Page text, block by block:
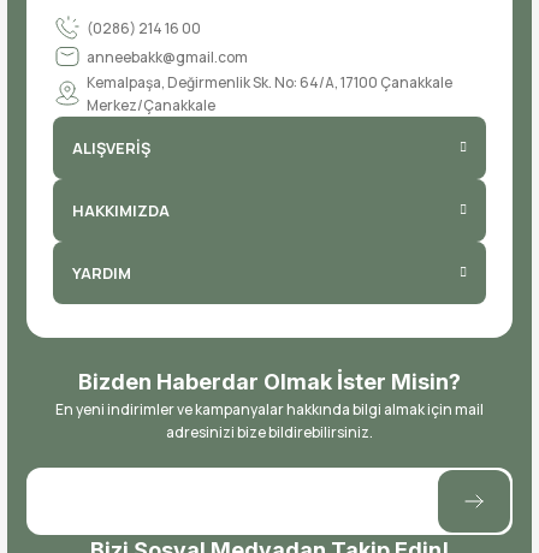
(0286) 214 16 00
anneebakk@gmail.com
Kemalpaşa, Değirmenlik Sk. No: 64/A, 17100 Çanakkale
Merkez/Çanakkale
ALIŞVERİŞ
HAKKIMIZDA
YARDIM
Bizden Haberdar Olmak İster Misin?
En yeni indirimler ve kampanyalar hakkında bilgi almak için mail
adresinizi bize bildirebilirsiniz.